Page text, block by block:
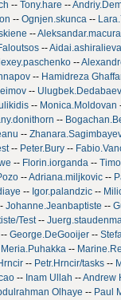
-- Tony.hare --
-- Ognjen.skunca--
--Aleksandar.macura
--Aidai.ashiralieva
--
-- Hamidreza
-- Ulugbek.Dedabaev
-- Monica.Moldovan
--
--
-- Peter.Bury--
-- Florin.iorganda--
--Adriana.miljkovic--
-- Igor.palandzic--
Johanne.Jeanbaptiste --
Test--
George.DeGooijer--
Meria.Puhakka--
-- Petr.Hrncir/tasks--
-- Inam Ullah --Andrew
Olhaye -- Paul